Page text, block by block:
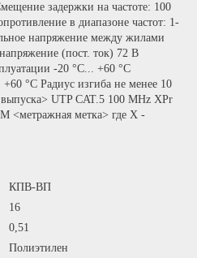
задержки на частоте: 100
в диапазоне частот: 1-
напряжение между жилами
(пост. ток) 72 В
-20 °С... +60 °С
°С Радиус изгиба не менее 10
UTP CAT.5 100 MHz XPr
<метражная метка> где X -
КПВ-ВП
16
0,51
Полиэтилен